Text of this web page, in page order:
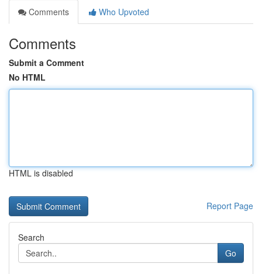
Comments
Who Upvoted
Comments
Submit a Comment
No HTML
HTML is disabled
Report Page
Search
Go